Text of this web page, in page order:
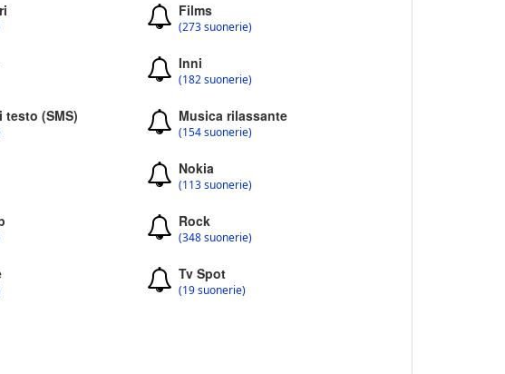
Films
(273 suonerie)
Inni
(182 suonerie)
testo (SMS) Musica rilassante
(154 suonerie)
Nokia
(113 suonerie)
Rock
(348 suonerie)
Tv Spot
(19 suonerie)